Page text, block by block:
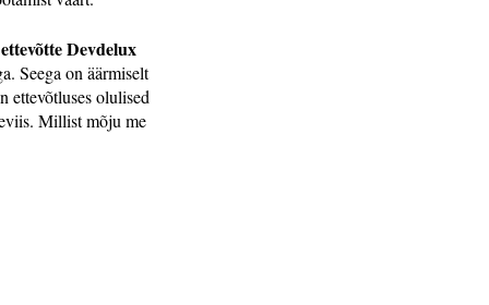
Devdelux
Seega on äärmiselt
ettevõtluses olulised
Millist mõju me